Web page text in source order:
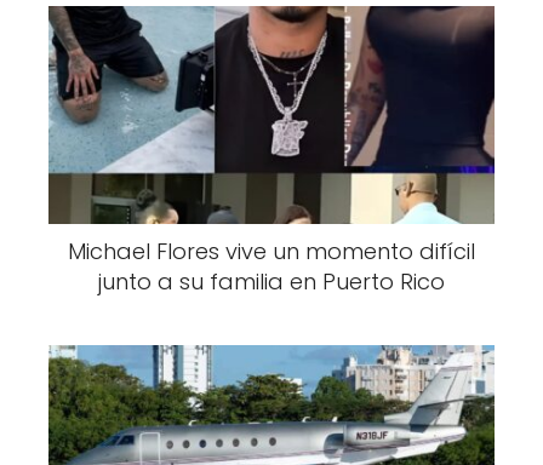
Michael Flores vive un momento difícil
junto a su familia en Puerto Rico